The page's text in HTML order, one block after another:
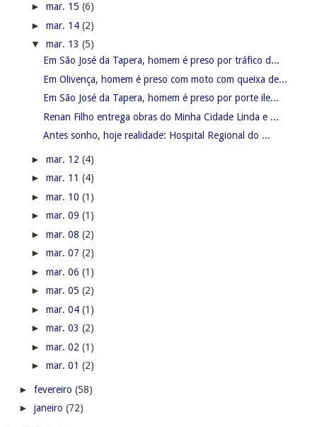
► mar. 15 (6)
► mar. 14 (2)
▼ mar. 13 (5)
Em São José da Tapera, homem é preso por tráfico d...
Em Olivença, homem é preso com moto com queixa de...
Em São José da Tapera, homem é preso por porte ile...
Renan Filho entrega obras do Minha Cidade Linda e ...
Antes sonho, hoje realidade: Hospital Regional do ...
► mar. 12 (4)
► mar. 11 (4)
► mar. 10 (1)
► mar. 09 (1)
► mar. 08 (2)
► mar. 07 (2)
► mar. 06 (1)
► mar. 05 (2)
► mar. 04 (1)
► mar. 03 (2)
► mar. 02 (1)
► mar. 01 (2)
► fevereiro (58)
► janeiro (72)